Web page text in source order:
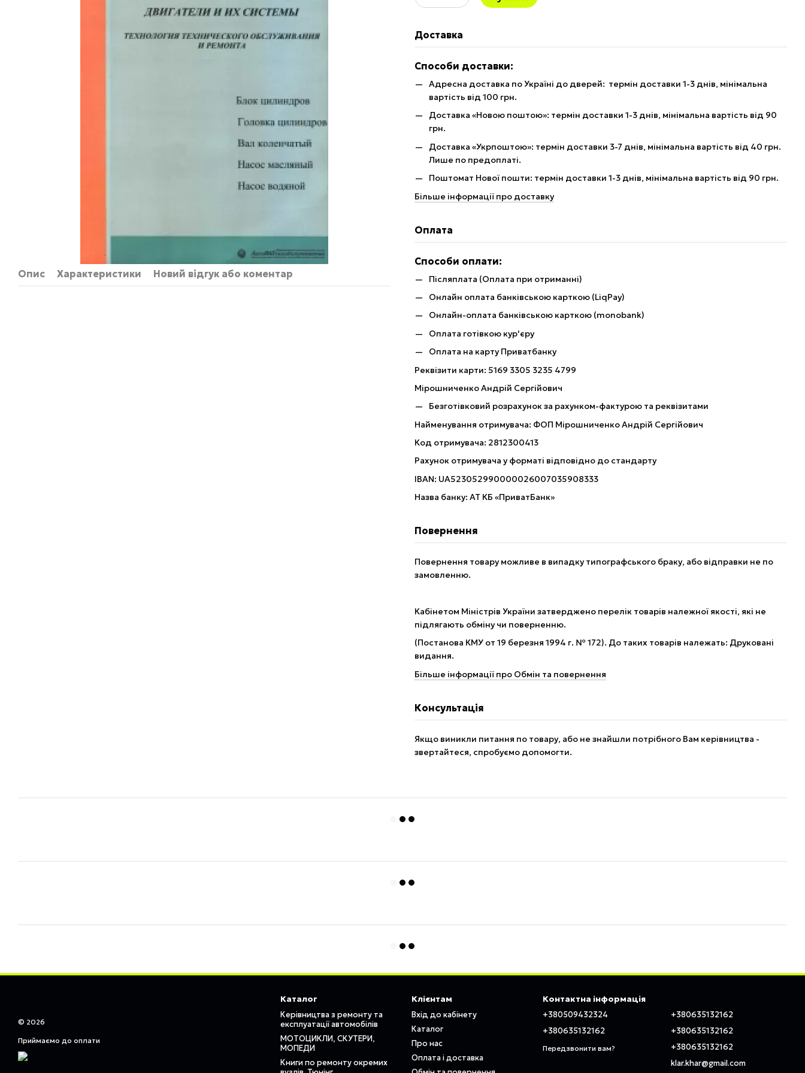
Опис Характеристики Новий відгук або коментар
Доставка
Способи доставки:
Адресна доставка по Україні до дверей: термін доставки 1-3 днів, мінімальна
вартість від 100 грн.
Доставка «Новою поштою»: термін доставки 1-3 днів, мінімальна вартість від 90
грн.
Доставка «Укрпоштою»: термін доставки 3-7 днів, мінімальна вартість від 40 грн.
Лише по предоплаті.
Поштомат Нової пошти: термін доставки 1-3 днів, мінімальна вартість від 90 грн.
Більше інформації про доставку
Оплата
Способи оплати:
Післяплата (Оплата при отриманні)
Онлайн оплата банківською карткою (LiqPay)
Онлайн-оплата банківською карткою (monobank)
Оплата готівкою кур'єру
Оплата на карту Приватбанку
Реквізити карти: 5169 3305 3235 4799
Мірошниченко Андрій Сергійович
Безготівковий розрахунок за рахунком-фактурою та реквізитами
Найменування отримувача: ФОП Мірошниченко Андрій Сергійович
Код отримувача: 2812300413
Рахунок отримувача у форматі відповідно до стандарту
IBAN: UA523052990000026007035908333
Назва банку: АТ КБ «ПриватБанк»
Повернення
Повернення товару можливе в випадку типографського браку, або відправки не по
замовленню.
Кабінетом Міністрів України затверджено перелік товарів належної якості, які не
підлягають обміну чи поверненню.
(Постанова КМУ от 19 березня 1994 г. № 172). До таких товарів належать: Друковані
видання.
Більше інформації про Обмін та повернення
Консультація
Якщо виникли питання по товару, або не знайшли потрібного Вам керівництва -
звертайтеся, спробуємо допомогти.
© 2026
Приймаємо до оплати
Каталог
Керівництва з ремонту та
експлуатації автомобілів
МОТОЦИКЛИ, СКУТЕРИ,
МОПЕДИ
Книги по ремонту окремих
Клієнтам
Вхід до кабінету
Каталог
Про нас
Оплата і доставка
Контактна інформація
+380509432324
+380635132162
Передзвонити вам?
+380635132162
+380635132162
+380635132162
klar.khar@gmail.com